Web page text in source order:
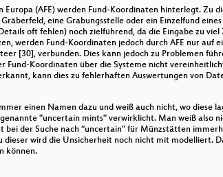
(AFE) werden Fund-Koordinaten hinterlegt. Zu
eine Grabungsstelle oder ein Einzelfund
oft fehlen) noch zielführend, da die Eingabe zu
werden Fund-Koordinaten jedoch durch AFE nur auf
[30], verbunden. Dies kann jedoch zu Problemen
Fund-Koordinaten über die Systeme nicht
kann dies zu fehlerhaften Auswertungen von
einen Namen dazu und weiß auch nicht, wo diese
"uncertain mints" verwirklicht. Man weiß also
der Suche nach “uncertain” für Münzstätten
wird die Unsicherheit noch nicht mit modelliert.
können.